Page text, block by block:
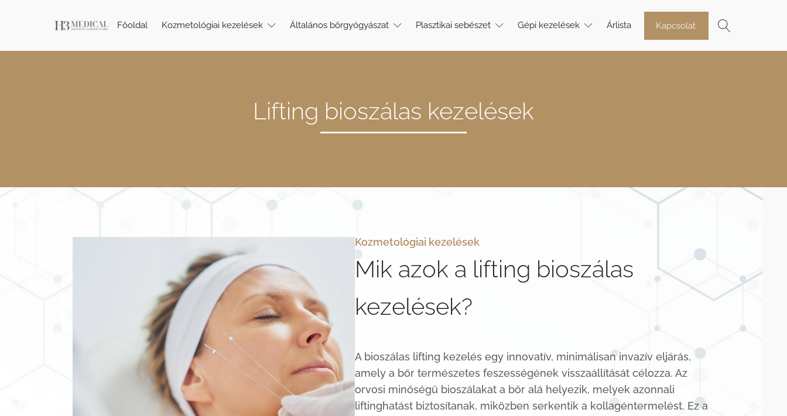
Főoldal Kozmetológiai kezelések Általános bőrgyógyászat Plasztikai sebészet Gépi kezelések Árlista Kapcsolat
Lifting bioszálas kezelések
Kozmetológiai kezelések
Mik azok a lifting bioszálas
kezelések?
A bioszálas lifting kezelés egy innovatív, minimálisan invazív eljárás,
amely a bőr természetes feszességének visszaállítását célozza. Az
orvosi minőségű bioszálakat a bőr alá helyezik, melyek azonnali
liftinghatást biztosítanak, miközben serkentik a kollagéntermelést. Ez a